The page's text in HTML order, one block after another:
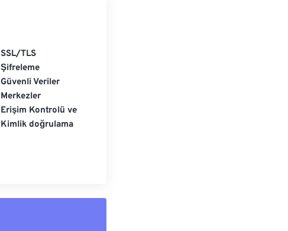
SSL/TLS
Şifreleme
Güvenli Veriler
Merkezler
Erişim Kontrolü ve
Kimlik doğrulama